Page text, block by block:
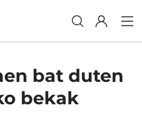
bat duten
bekak